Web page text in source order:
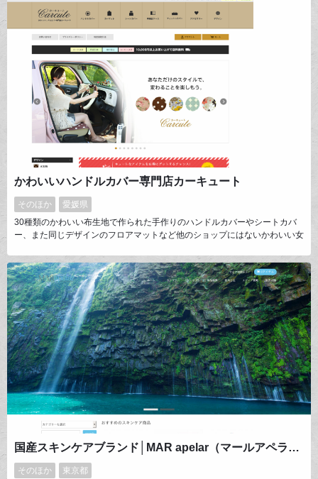
りを日々探求しています。今年はカラーミーショップに出店して４年目、皆
様に喜んで頂ける商品を更に増やしていきたいと思っています。
かわいいハンドルカバー専門店カーキュート
そのほか
愛媛県
30種類のかわいい布生地で作られた手作りのハンドルカバーやシートカバ
ー、また同じデザインのフロアマットなど他のショップにはないかわいい女
女性ならでは視点で世界中にかわいいカーアイテムを発信しているショップ
です。
国産スキンケアブランド│MAR apelar（マールアペラル）公式通販
そのほか
東京都